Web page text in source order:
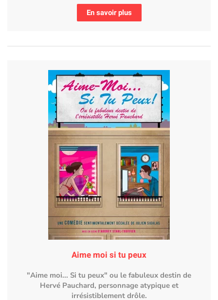
En savoir plus
Aime moi si tu peux
"Aime moi... Si tu peux" ou le fabuleux destin de
Hervé Pauchard, personnage atypique et
irrésistiblement drôle.